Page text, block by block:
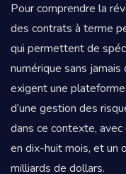
Pour comprendre la
des contrats à terme
qui permettent de
numérique sans
exigent une
d’une gestion des
dans ce contexte,
en dix-huit mois, et un
milliards de dollars.